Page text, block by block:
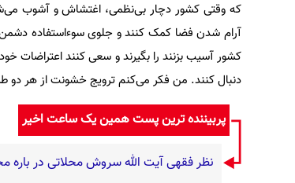
که وقتی کشور دچار بی‌نظمی، اغتشاش و آشوب
آرام شدن فضا کمک کنند و جلوی سوءاستفاده
کشور آسیب بزنند را بگیرند و سعی کنند اعتراضات
دنبال کنند. من فکر می‌کنم ترویج خشونت از هر
پربیننده ترین پست همین یک ساعت اخیر
نظر فقهی آیت الله سروش محلاتی در